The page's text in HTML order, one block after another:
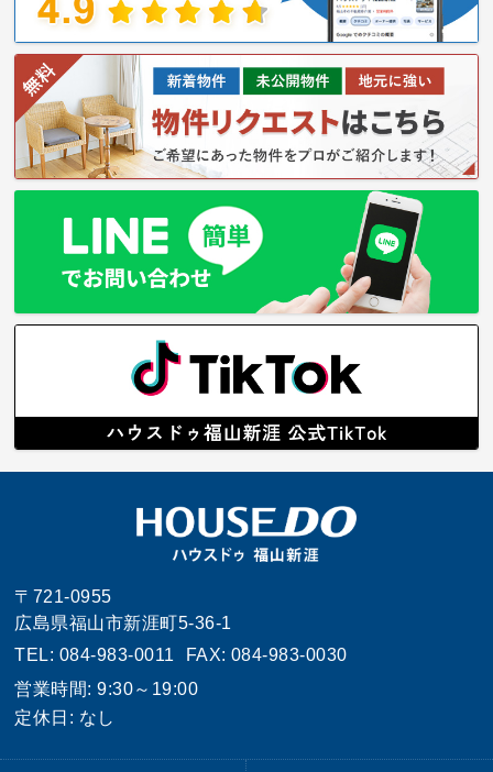
〒721-0955
広島県福山市新涯町5-36-1
TEL: 084-983-0011
FAX: 084-983-0030
営業時間: 9:30～19:00
定休日: なし